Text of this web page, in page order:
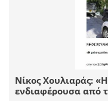
Νίκος Χουλιαράς:
ενδιαφέρουσα από